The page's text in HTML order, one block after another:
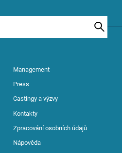
Management
Press
Castingy a výzvy
Kontakty
Zpracování osobních údajů
Nápověda